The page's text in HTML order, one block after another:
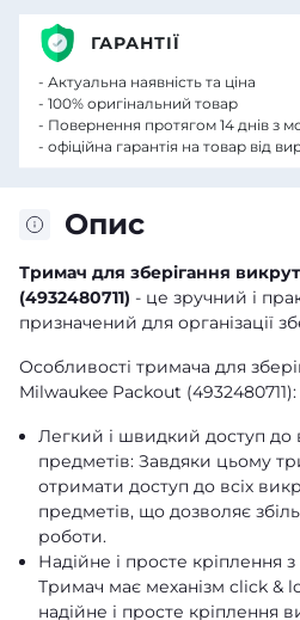
Опис
Тримач для зберігання
(4932480711) - це зручний і
призначений для організації
Особливості тримача для
Milwaukee Packout (4932480711):
Легкий і швидкий доступ до
предметів: Завдяки цьому
отримати доступ до всіх
предметів, що дозволяє
роботи.
Надійне і просте кріплення
Тримач має механізм click &
надійне і просте кріплення
ГАРАНТІЇ
- Актуальна наявність та ціна
- 100% оригінальний товар
- Повернення протягом 14 днів з
- офіційна гарантія на товар від